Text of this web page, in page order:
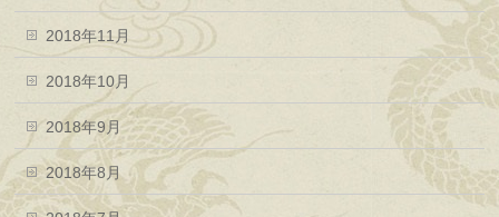
2018年11月
2018年10月
2018年9月
2018年8月